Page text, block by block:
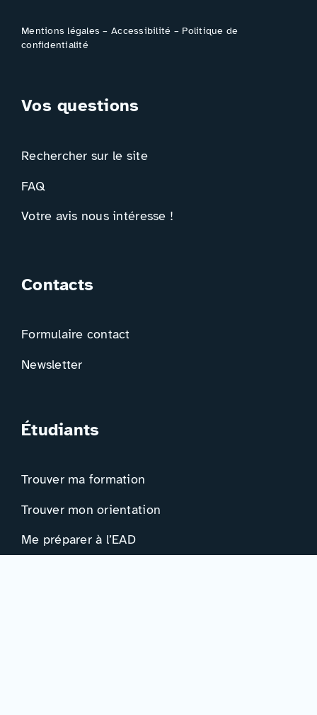
Mentions légales –Accessibilité – Politique de
confidentialité
Vos questions
Rechercher sur le site
FAQ
Votre avis nous intéresse !
Contacts
Formulaire contact
Newsletter
Étudiants
Trouver ma formation
Trouver mon orientation
Me préparer à l’EAD